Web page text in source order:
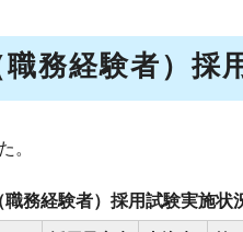
務経験者）採
。
務経験者）採用試験実施状